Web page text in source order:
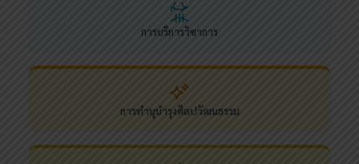
การบริการวิชาการ
การทำนุบำรุงศิลปวัฒนธรรม